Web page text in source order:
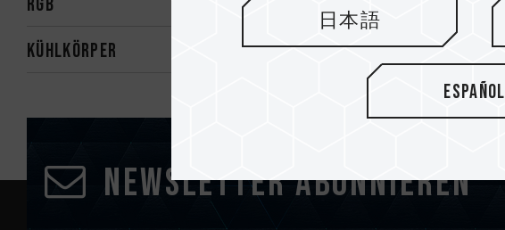
RGB
Kühlkörper
Newsletter abonnieren
日本語
Español